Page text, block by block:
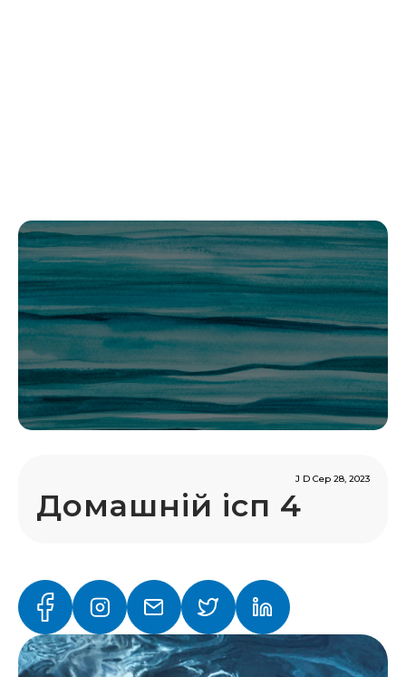
Домашній ісп 4
J D Сер 28, 2023